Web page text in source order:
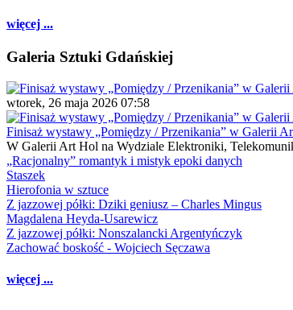
więcej ...
Galeria Sztuki Gdańskiej
wtorek, 26 maja 2026 07:58
Finisaż wystawy „Pomiędzy / Przenikania” w Galerii
W Galerii Art Hol na Wydziale Elektroniki,
„Racjonalny” romantyk i mistyk epoki danych
Staszek
Hierofonia w sztuce
Z jazzowej półki: Dziki geniusz – Charles Mingus
Magdalena Heyda-Usarewicz
Z jazzowej półki: Nonszalancki Argentyńczyk
Zachować boskość - Wojciech Sęczawa
więcej ...